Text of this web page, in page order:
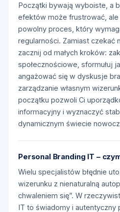
Początki bywają wyboiste, a
efektów może frustrować,
powolny proces, który
regularności. Zamiast czekać
zacznij od małych kroków:
społecznościowe, sformułuj
angażować się w dyskusje
zarządzanie własnym
początku pozwoli Ci
informacyjny i wyznaczyć
dynamicznym świecie
Personal Branding IT –
Wielu specjalistów błędnie
wizerunku z nienaturalną
chwaleniem się”. W
IT to świadomy i autentyczny